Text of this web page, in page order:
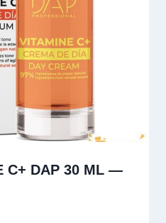
C+ DAP 30 ML —